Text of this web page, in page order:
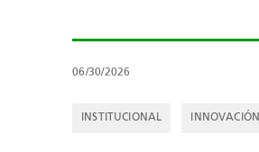
06/30/2026
INSTITUCIONAL INNOVACIÓN